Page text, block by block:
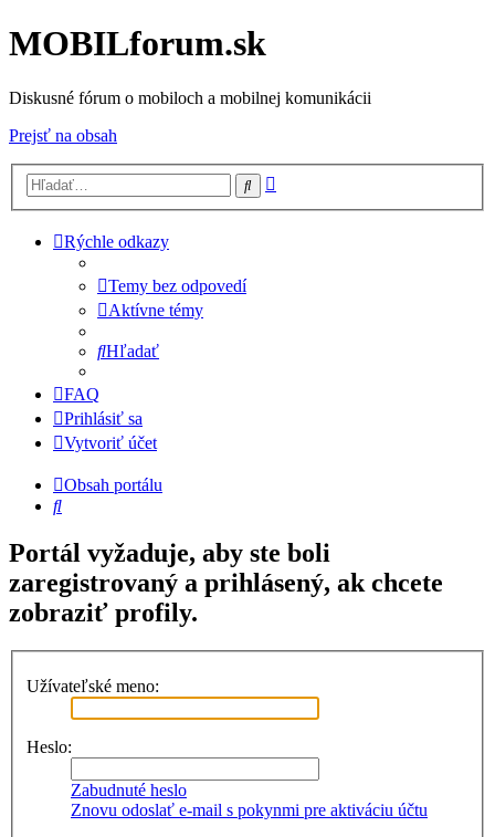
MOBILforum.sk
Diskusné fórum o mobiloch a mobilnej komunikácii
Prejsť na obsah
Hľadať
Rýchle odkazy
Temy bez odpovedí
Aktívne témy
Hľadať
FAQ
Prihlásiť sa
Vytvoriť účet
Obsah portálu
Hľadať
Portál vyžaduje, aby ste boli
zaregistrovaný a prihlásený, ak chcete
zobraziť profily.
Užívateľské meno:
Heslo:
Zabudnuté heslo
Znovu odoslať e-mail s pokynmi pre aktiváciu účtu